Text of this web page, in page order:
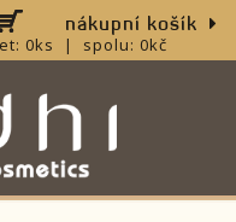
nákupní košík
0ks | spolu: 0kč